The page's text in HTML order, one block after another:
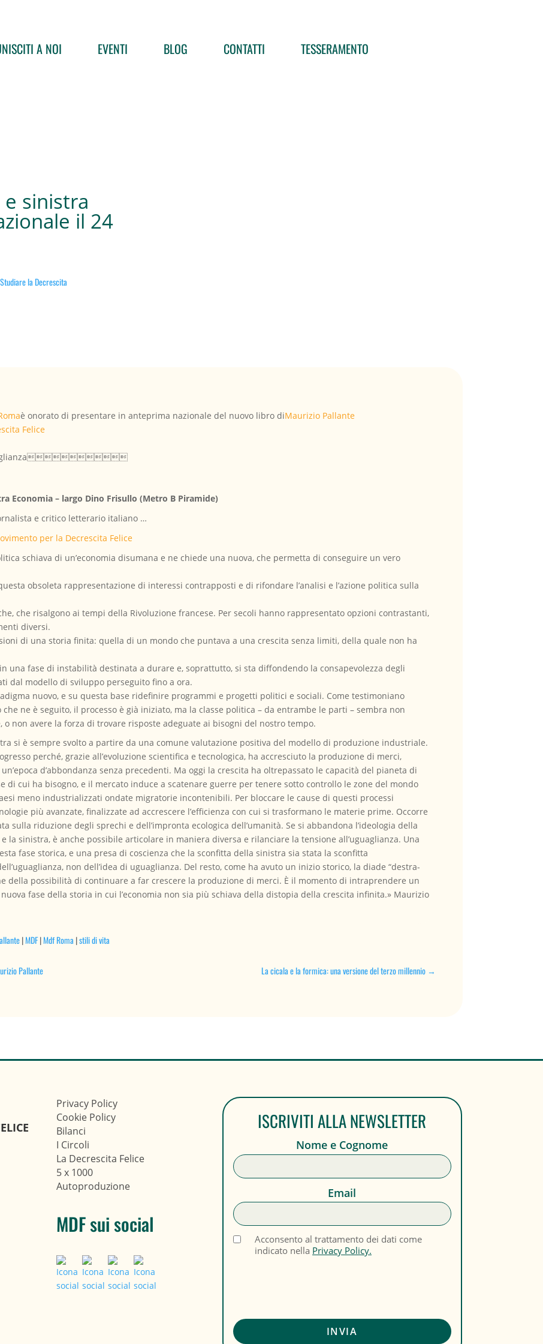
A NOI EVENTI BLOG CONTATTI TESSERAMENTO
e sinistra
il 24
Studiare la Decrescita
è onorato di presentare in anteprima nazionale del nuovo libro diMaurizio Pallante
Felice

Economia – largo Dino Frisullo (Metro B Piramide)
e critico letterario italiano …
per la Decrescita Felice
schiava di un’economia disumana e ne chiede una nuova, che permetta di conseguire un vero
obsoleta rappresentazione di interessi contrapposti e di rifondare l’analisi e l’azione politica sulla
che risalgono ai tempi della Rivoluzione francese. Per secoli hanno rappresentato opzioni contrastanti,
diversi.
di una storia finita: quella di un mondo che puntava a una crescita senza limiti, della quale non ha
una fase di instabilità destinata a durare e, soprattutto, si sta diffondendo la consapevolezza degli
dal modello di sviluppo perseguito fino a ora.
nuovo, e su questa base ridefinire programmi e progetti politici e sociali. Come testimoniano
che ne è seguito, il processo è già iniziato, ma la classe politica – da entrambe le parti – sembra non
o non avere la forza di trovare risposte adeguate ai bisogni del nostro tempo.
si è sempre svolto a partire da una comune valutazione positiva del modello di produzione industriale.
perché, grazie all’evoluzione scientifica e tecnologica, ha accresciuto la produzione di merci,
d’abbondanza senza precedenti. Ma oggi la crescita ha oltrepassato le capacità del pianeta di
di cui ha bisogno, e il mercato induce a scatenare guerre per tenere sotto controllo le zone del mondo
meno industrializzati ondate migratorie incontenibili. Per bloccare le cause di questi processi
più avanzate, finalizzate ad accrescere l’efficienza con cui si trasformano le materie prime. Occorre
sulla riduzione degli sprechi e dell’impronta ecologica dell’umanità. Se si abbandona l’ideologia della
la sinistra, è anche possibile articolare in maniera diversa e rilanciare la tensione all’uguaglianza. Una
fase storica, e una presa di coscienza che la sconfitta della sinistra sia stata la sconfitta
non dell’idea di uguaglianza. Del resto, come ha avuto un inizio storico, la diade “destra-
della possibilità di continuare a far crescere la produzione di merci. È il momento di intraprendere un
fase della storia in cui l’economia non sia più schiava della distopia della crescita infinita.» Maurizio
|MDF|Mdf Roma |stili di vita
Pallante La cicala e la formica: una versione del terzo millennio→
Privacy Policy
Cookie Policy
Bilanci
I Circoli
La Decrescita Felice
5 x 1000
Autoproduzione
MDF sui social
ISCRIVITI ALLA NEWSLETTER
Nome e Cognome
Email
Acconsento al trattamento dei dati come
indicato nella Privacy Policy.